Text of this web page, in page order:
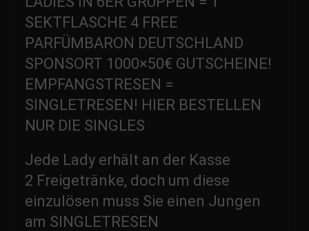
SEKTFLASCHE 4 FREE
PARFÜMBARON DEUTSCHLAND
SPONSORT 1000×50€ GUTSCHEINE!
EMPFANGSTRESEN =
SINGLETRESEN! HIER BESTELLEN
NUR DIE SINGLES
Jede Lady erhält an der Kasse
2 Freigetränke, doch um diese
einzulösen muss Sie einen Jungen
am SINGLETRESEN